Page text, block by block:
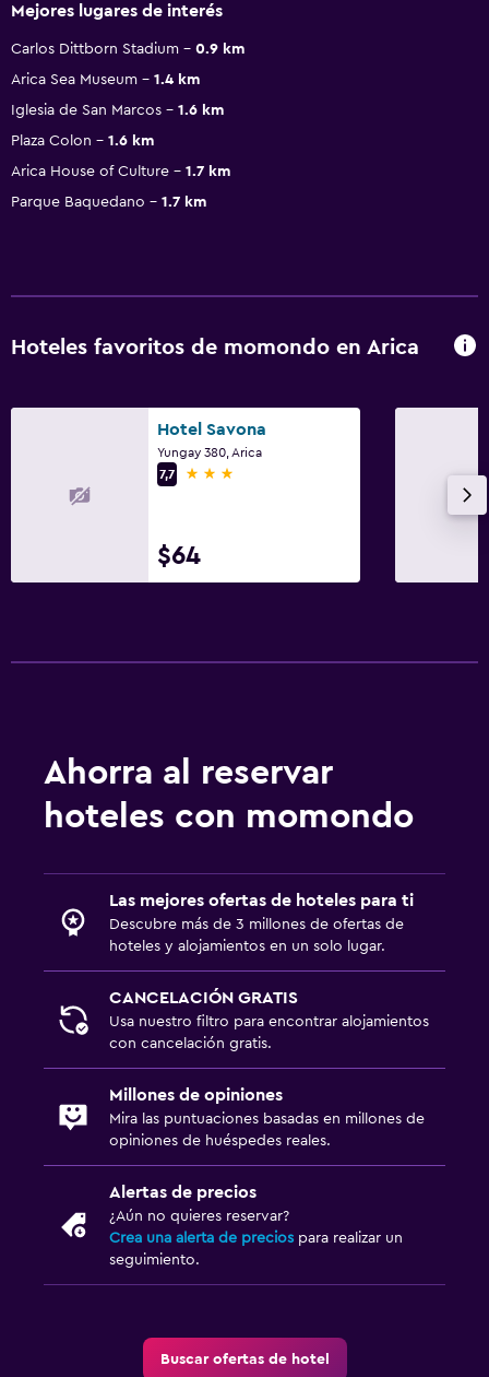
Mejores lugares de interés
Carlos Dittborn Stadium
0.9 km
Arica Sea Museum
1.4 km
Iglesia de San Marcos
1.6 km
Plaza Colon
1.6 km
Arica House of Culture
1.7 km
Parque Baquedano
1.7 km
Hoteles favoritos de momondo en Arica
Hotel Savona
Yungay 380, Arica
7,7
3 estrellas
$64
Ahorra al reservar
hoteles con momondo
Las mejores ofertas de hoteles para ti
Descubre más de 3 millones de ofertas de
hoteles y alojamientos en un solo lugar.
CANCELACIÓN GRATIS
Usa nuestro filtro para encontrar alojamientos
con cancelación gratis.
Millones de opiniones
Mira las puntuaciones basadas en millones de
opiniones de huéspedes reales.
Alertas de precios
¿Aún no quieres reservar?
Crea una alerta de precios para realizar un
seguimiento.
Buscar ofertas de hotel